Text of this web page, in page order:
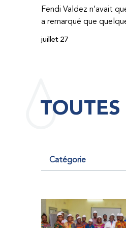
Fendi Valdez n’avait
a remarqué que
hématome était
étaient chers et
saignements,
fini par développer des
par le Programme
Fédération mondiale
juillet 27